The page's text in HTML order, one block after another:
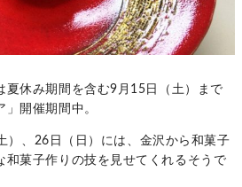
夏休み期間を含む9月15日（土）まで
」開催期間中。
）、26日（日）には、金沢から和菓子
和菓子作りの技を見せてくれるそうで